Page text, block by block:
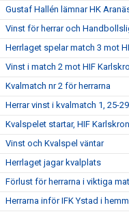
Gustaf Hallén lämnar HK
Vinst för herrar och
Herrlaget spelar match 3 mot
Vinst i match 2 mot HIF
Kvalmatch nr 2 för herrarna
Herrar vinst i kvalmatch 1, 25-
Kvalspelet startar, HIF
Vinst och Kvalspel väntar
Herrlaget jagar kvalplats
Förlust för herrarna i viktiga
Herrarna inför IFK Ystad i